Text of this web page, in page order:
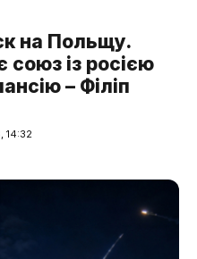
на Польщу.
союз із росією
– Філіп
14:32